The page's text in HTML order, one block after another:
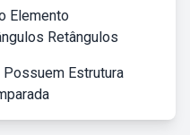
Elemento
Retângulos
Estrutura